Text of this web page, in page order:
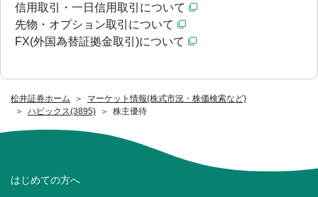
松井証券ホーム
マーケット情報(株式市況・株価検索など)
ハビックス(3895)
株主優待
信用取引・一日信用取引について
先物・オプション取引について
FX(外国為替証拠金取引)について
はじめての方へ